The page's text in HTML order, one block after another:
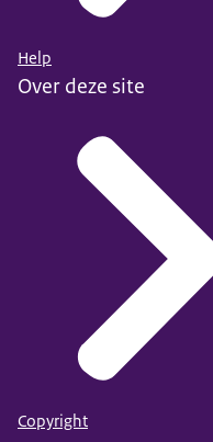
Help
Over deze site
Copyright